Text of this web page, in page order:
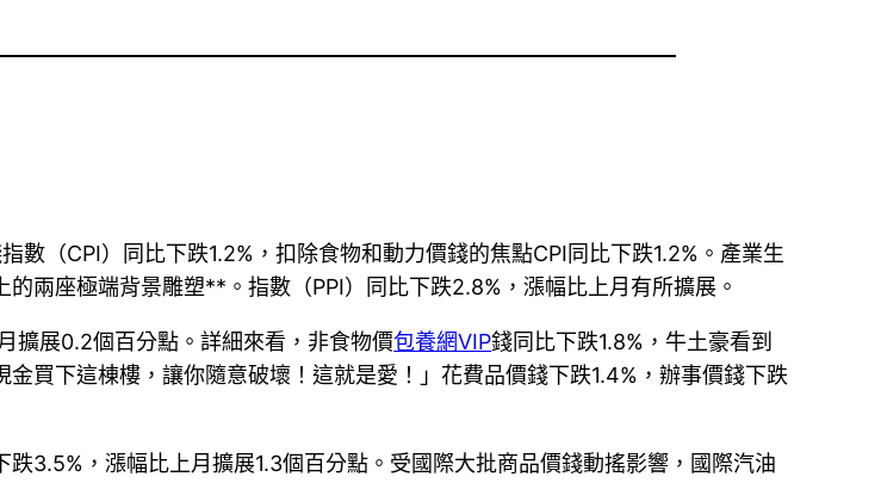
數（CPI）同比下跌1.2%，扣除食物和動力價錢的焦點CPI同比下跌1.2%。產業生
上的兩座極端背景雕塑**。指數（PPI）同比下跌2.8%，漲幅比上月有所擴展。
擴展0.2個百分點。詳細來看，非食物價包養網VIP錢同比下跌1.8%，牛土豪看到
買下這棟樓，讓你隨意破壞！這就是愛！」花費品價錢下跌1.4%，辦事價錢下跌
3.5%，漲幅比上月擴展1.3個百分點。受國際大批商品價錢動搖影響，國際汽油